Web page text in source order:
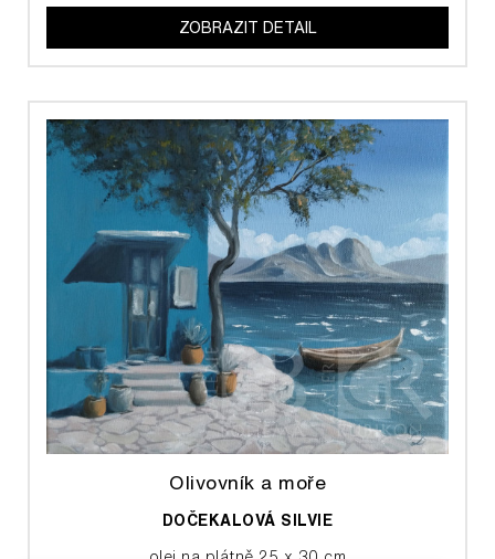
ZOBRAZIT DETAIL
Olivovník a moře
DOČEKALOVÁ SILVIE